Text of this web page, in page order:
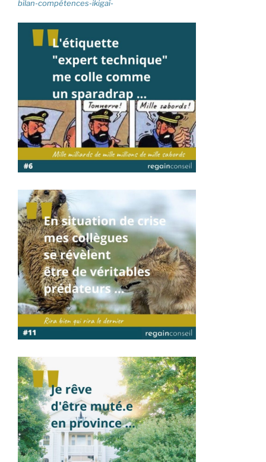
bilan-compétences-ikigaï-